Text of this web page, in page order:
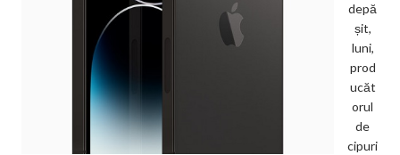
depă
șit,
luni,
prod
ucăt
orul
de
cipuri